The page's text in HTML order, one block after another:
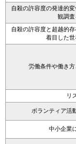
自殺の許容度の発達的
観調
自殺の許容度と超越的
着目した
労働条件や働き
リ
ボランティア活
中小企業